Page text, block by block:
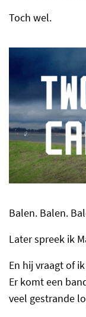
Toch wel.
Balen. Balen.
Later spreek ik
En hij vraagt of
Er komt een
veel gestrande